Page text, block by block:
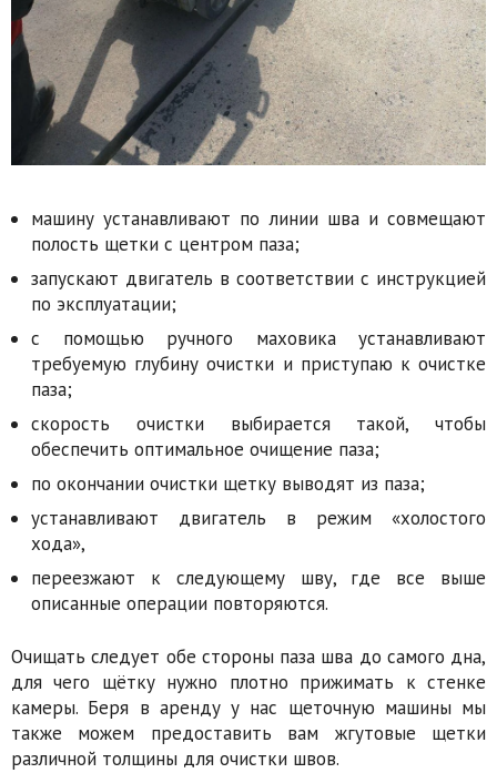
машину устанавливают по линии шва и совмещают
полость щетки с центром паза;
запускают двигатель в соответствии с инструкцией
по эксплуатации;
с помощью ручного маховика устанавливают
требуемую глубину очистки и приступаю к очистке
паза;
скорость очистки выбирается такой, чтобы
обеспечить оптимальное очищение паза;
по окончании очистки щетку выводят из паза;
устанавливают двигатель в режим «холостого
хода»,
переезжают к следующему шву, где все выше
описанные операции повторяются.
Очищать следует обе стороны паза шва до самого дна,
для чего щётку нужно плотно прижимать к стенке
камеры. Беря в аренду у нас щеточную машины мы
также можем предоставить вам жгутовые щетки
различной толщины для очистки швов.